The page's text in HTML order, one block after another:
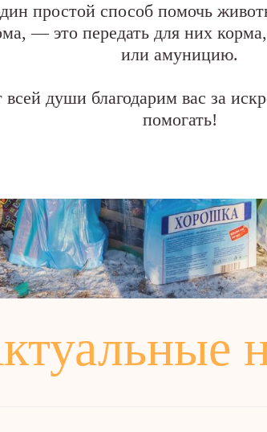
простой способ помочь
— это передать для них
или амуницию.
души благодарим вас за
помогать!